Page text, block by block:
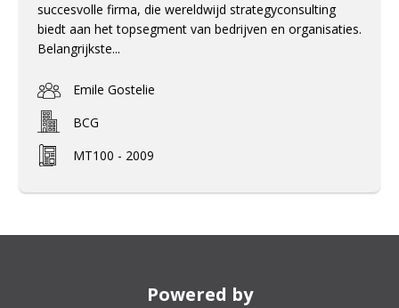
succesvolle firma, die wereldwijd strategyconsulting
biedt aan het topsegment van bedrijven en organisaties.
Belangrijkste...
Emile Gostelie
BCG
MT100 - 2009
Powered by